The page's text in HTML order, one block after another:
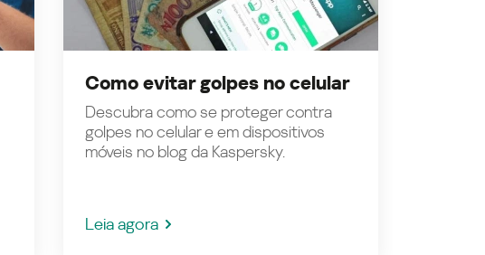
Como evitar golpes no celular
Descubra como se proteger contra
golpes no celular e em dispositivos
móveis no blog da Kaspersky.
Leia agora